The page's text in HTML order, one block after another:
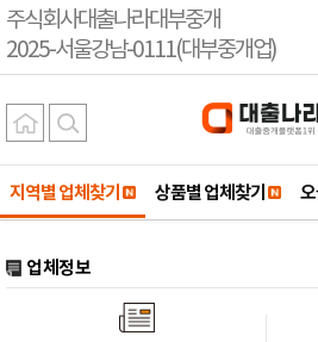
주식회사대출나라대부중개
2025-서울강남-0111(대부중개업)
지역별 업체찾기 상품별 업체찾기 오
업체정보